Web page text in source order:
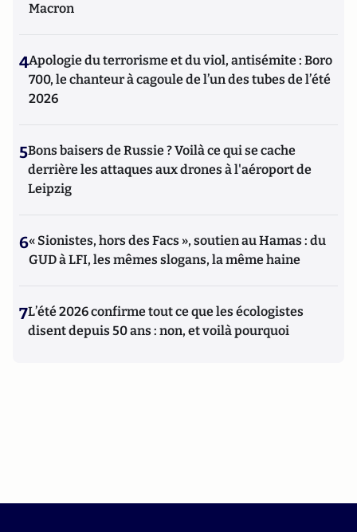
Macron
4Apologie du terrorisme et du viol, antisémite : Boro
700, le chanteur à cagoule de l’un des tubes de l’été
2026
5Bons baisers de Russie ? Voilà ce qui se cache
derrière les attaques aux drones à l'aéroport de
Leipzig
6« Sionistes, hors des Facs », soutien au Hamas : du
GUD à LFI, les mêmes slogans, la même haine
7L’été 2026 confirme tout ce que les écologistes
disent depuis 50 ans : non, et voilà pourquoi